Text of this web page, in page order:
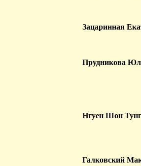
Зацаринная
Прудникова
Нгуен Шон Тунг
Галковский